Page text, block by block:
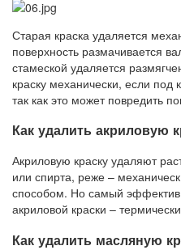
Старая краска удаляется
поверхность размачивается
стамеской удаляется
краску механически, если под
так как это может повредить
Как удалить акриловую
Акриловую краску удаляют
или спирта, реже –
способом. Но самый
акриловой краски –
Как удалить масляную